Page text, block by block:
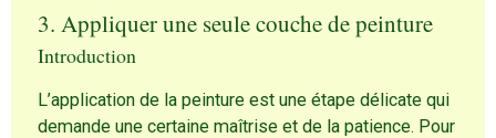
3. Appliquer une seule couche de peinture
Introduction
L’application de la peinture est une étape délicate qui
demande une certaine maîtrise et de la patience. Pour